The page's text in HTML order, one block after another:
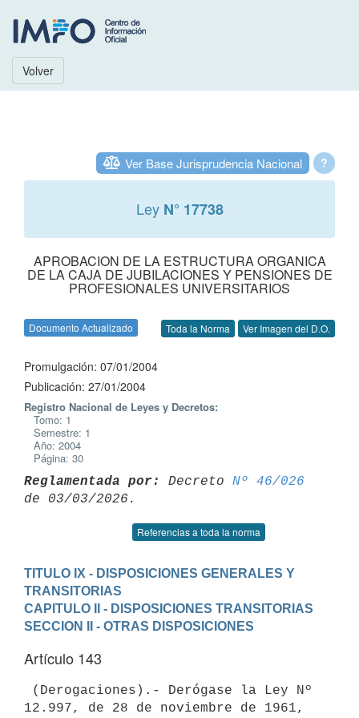
Volver
?
Ver Base Jurisprudencia Nacional
Ley N° 17738
APROBACION DE LA ESTRUCTURA ORGANICA
DE LA CAJA DE JUBILACIONES Y PENSIONES DE
PROFESIONALES UNIVERSITARIOS
Documento Actualizado Toda la Norma Ver Imagen del D.O.
Promulgación: 07/01/2004
Publicación: 27/01/2004
Registro Nacional de Leyes y Decretos:
Tomo: 1
Semestre: 1
Año: 2004
Página: 30
Reglamentada por: Decreto Nº 46/026
Referencias a toda la norma
TITULO IX - DISPOSICIONES GENERALES Y
TRANSITORIAS
CAPITULO II - DISPOSICIONES TRANSITORIAS
SECCION II - OTRAS DISPOSICIONES
Artículo 143
12.997, de 28 de noviembre de 1961,